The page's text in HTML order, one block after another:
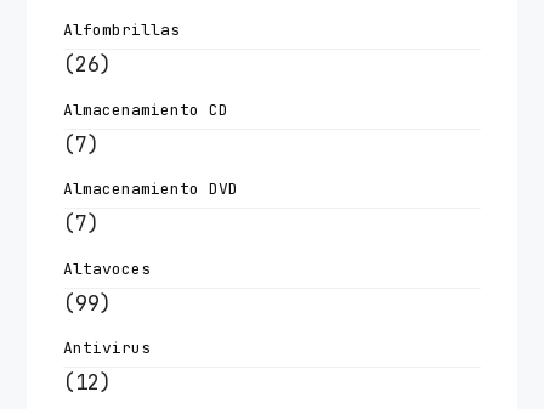
Alfombrillas
(26)
Almacenamiento CD
(7)
Almacenamiento DVD
(7)
Altavoces
(99)
Antivirus
(12)